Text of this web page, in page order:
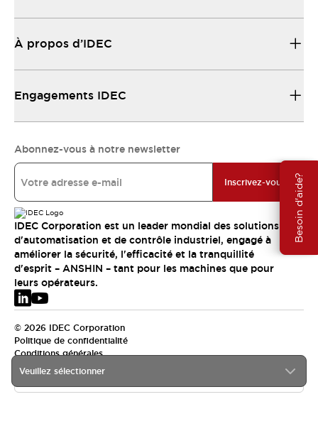
Besoin d'aide?
Veuillez sélectionner
À propos d’IDEC
Engagements IDEC
Abonnez-vous à notre newsletter
Inscrivez-vous
IDEC Corporation est un leader mondial des solutions
d'automatisation et de contrôle industriel, engagé à
améliorer la sécurité, l'efficacité et la tranquillité
d'esprit – ANSHIN – tant pour les machines que pour
leurs opérateurs.
© 2026 IDEC Corporation
Politique de confidentialité
Conditions générales
EMEA